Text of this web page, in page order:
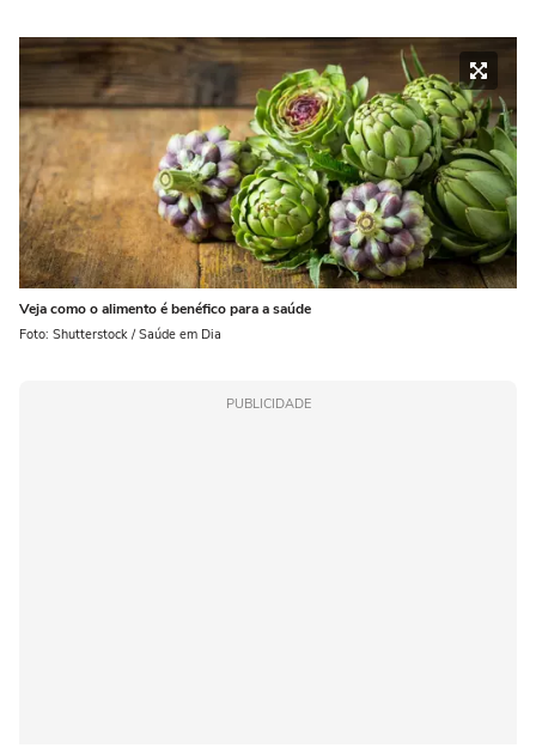
Veja como o alimento é benéfico para a saúde
Foto: Shutterstock / Saúde em Dia
PUBLICIDADE